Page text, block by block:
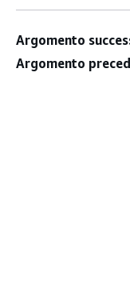
Argomento
Argomento